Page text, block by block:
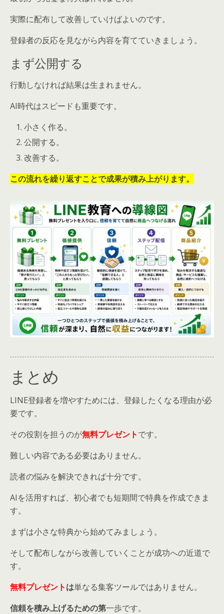
実際に配布して改善していけばよいのです。
登録者の反応を見ながら内容を育てていきましょう。
まず公開する
行動しなければ結果は生まれません。
AI時代はスピードも重要です。
小さく作る。
公開する。
改善する。
この流れを繰り返すことで成果が積み上がります。
まとめ
LINE登録者を増やすためには、登録したくなる理由が必
要です。
その役割を担うのが無料プレゼントです。
難しい内容である必要はありません。
読者の悩みを解決できれば十分です。
AIを活用すれば、初心者でも短期間で特典を作成できま
す。
まずは小さな特典から始めてみましょう。
そして配布しながら改善していくことが成功への近道で
す。
無料プレゼントは単なる集客ツールではありません。
信頼を積み上げるための第一歩です。